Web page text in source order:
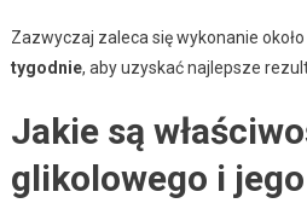
Zazwyczaj zaleca się wykonanie około
tygodnie, aby uzyskać najlepsze
Jakie są
glikolowego i jego